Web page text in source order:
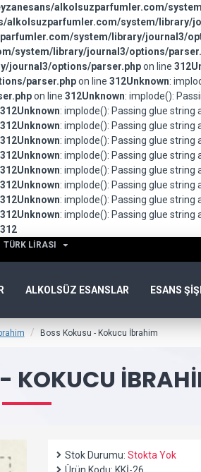
alkolsuzparfumler.com/
alkolsuzparfumler.com/system/library/
system/library/journal3/
system/library/journal3/options/
journal3/options/parser.phpon line 312
parser.phpon line 312Unknown:
on line 312Unknown: implode():
312Unknown: implode(): Passing glue
312Unknown: implode(): Passing glue
312Unknown: implode(): Passing glue
312Unknown: implode(): Passing glue
312Unknown: implode(): Passing glue
312Unknown: implode(): Passing glue
312Unknown: implode(): Passing glue
312Unknown: implode(): Passing glue
312
TÜRK LIRASI
ALKOLSÜZ ESANSLAR ESANS
Boss Kokusu - Kokucu İbrahim
KOKUCU
Stok Durumu: Stokta Yok